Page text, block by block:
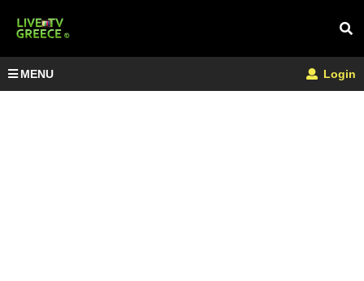
MENU Login